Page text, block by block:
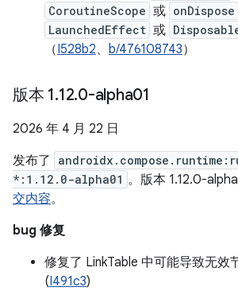
CoroutineScope 或 onDispose
LaunchedEffect 或
（I528b2、 b/476108743）
版本 1.12.0-alpha01
2026 年 4 月 22 日
发布了
*:1.12.0-alpha01 。版本 1.12.0-
交内容。
bug 修复
修复了 LinkTable 中可能导致无效
(I491c3)